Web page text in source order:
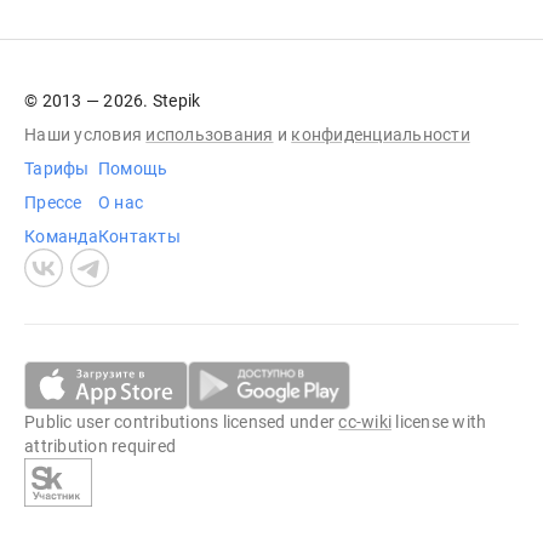
© 2013 — 2026. Stepik
Наши условия использования и конфиденциальности
Тарифы
Прессе
Команда
Помощь
О нас
Контакты
Public user contributions licensed undercc-wiki license with
attribution required